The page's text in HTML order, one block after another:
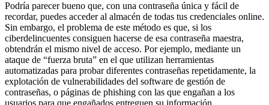
Podría parecer bueno que, con una contraseña única y fácil de
recordar, puedes acceder al almacén de todas tus credenciales online.
Sin embargo, el problema de este método es que, si los
ciberdelincuentes consiguen hacerse de esa contraseña maestra,
obtendrán el mismo nivel de acceso. Por ejemplo, mediante un
ataque de “fuerza bruta” en el que utilizan herramientas
automatizadas para probar diferentes contraseñas repetidamente, la
explotación de vulnerabilidades del software de gestión de
contraseñas, o páginas de phishing con las que engañan a los